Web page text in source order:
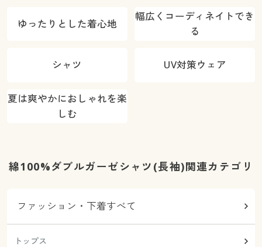
ゆったりとした着心地
幅広くコーディネイトでき
る
シャツ UV対策ウェア
夏は爽やかにおしゃれを楽
しむ
綿100%ダブルガーゼシャツ(長袖)関連カテゴリ
ファッション・下着すべて
トップス